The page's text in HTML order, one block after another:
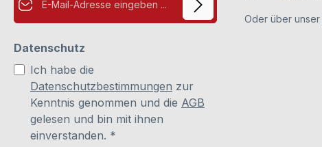
Datenschutz
Ich habe die
Datenschutzbestimmungen zur
Kenntnis genommen und die AGB
gelesen und bin mit ihnen
einverstanden. *
Oder über unser